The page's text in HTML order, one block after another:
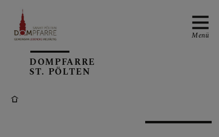
DOMPFARRE
ST. PÖLTEN
Menü